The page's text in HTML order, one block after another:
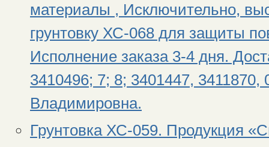
материалы , Исключительно,
грунтовку ХС-068 для защиты
Исполнение заказа 3-4 дня.
3410496; 7; 8; 3401447,
Владимировна.
Грунтовка ХС-059. Продукция